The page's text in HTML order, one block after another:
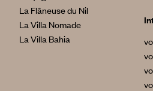
La Flâneuse du Nil
La Villa Nomade
La Villa Bahia